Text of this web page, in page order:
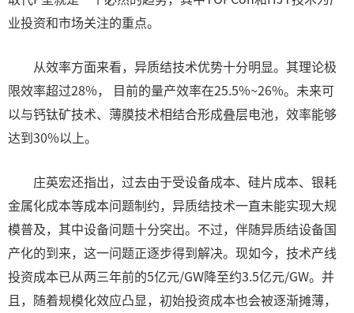
业投资和市场关注的重点。
从效率方面来看，异质结技术优势十分明显。其理论极
限效率超过28%， 目前的量产效率在25.5%~26%。未来可
以与钙钛矿技术、薄膜技术相结合形成叠层电池，效率能够
达到30%以上。
庄英宏还指出，过去由于受设备成本、硅片成本、银耗
金属化成本等成本问题制约，异质结技术一直未能实现大规
模普及，其中设备问题十分突出。不过，伴随异质结设备国
产化的到来，这一问题正逐步得到解决。现如今，技术产线
投资成本已从两三年前的5亿元/GW降至约3.5亿元/GW。并
且，随着规模化效应凸显，初始投资成本也会被逐渐摊薄，